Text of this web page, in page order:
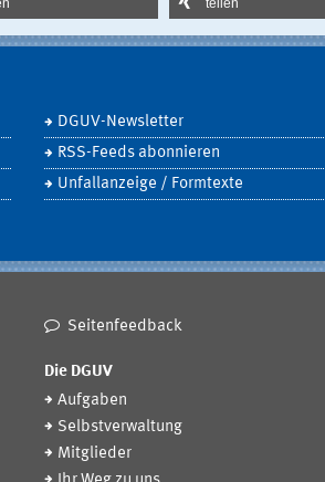
teilen
DGUV-Newsletter
RSS-Feeds abonnieren
Unfallanzeige / Formtexte
Seitenfeedback
Die DGUV
Aufgaben
Selbstverwaltung
Mitglieder